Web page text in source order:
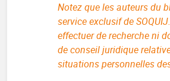
Notez que les auteurs du
service exclusif de
effectuer de recherche ni
de conseil juridique
situations personnelles